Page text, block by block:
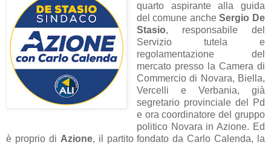
quarto aspirante alla guida
del comune ancheSergio De
Stasio, responsabile del
Servizio tutela e
regolamentazione del
mercato presso la Camera di
Commercio di Novara, Biella,
Vercelli e Verbania, già
segretario provinciale del Pd
e ora coordinatore del gruppo
politico Novara in Azione. Ed
è proprio di Azione, il partito fondato da Carlo Calenda, la